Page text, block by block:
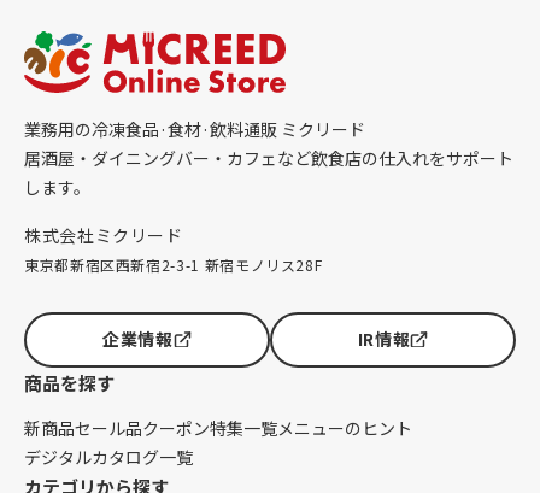
業務用の冷凍食品·食材·飲料通販 ミクリード
居酒屋・ダイニングバー・カフェなど飲食店の仕入れをサポート
します。
株式会社ミクリード
東京都新宿区西新宿2-3-1 新宿モノリス28F
企業情報 IR情報
商品を探す
新商品セール品クーポン特集一覧メニューのヒント
デジタルカタログ一覧
カテゴリから探す